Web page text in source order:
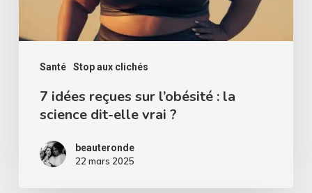
Santé Stop aux clichés
dit-
7 idées reçues sur l’obésité : la
science dit-elle vrai ?
beauteronde
22 mars 2025